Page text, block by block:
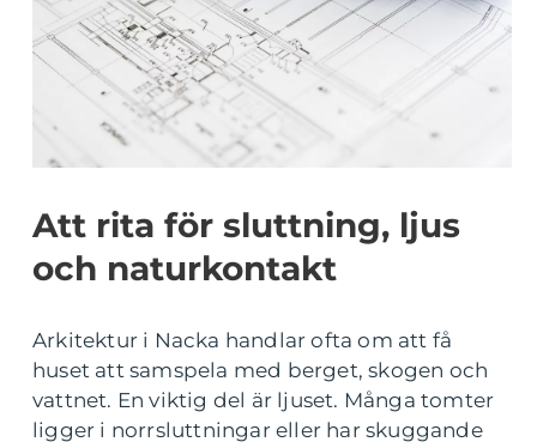
Att rita för sluttning, ljus
och naturkontakt
Arkitektur i Nacka handlar ofta om att få
huset att samspela med berget, skogen och
vattnet. En viktig del är ljuset. Många tomter
ligger i norrsluttningar eller har skuggande